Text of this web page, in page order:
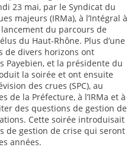
23 mai, par le Syndicat du
majeurs (IRMa), à l’Intégral à
du parcours de
du Haut-Rhône. Plus d’une
de divers horizons ont
Payebien, et la présidente du
la soirée et ont ensuite
des crues (SPC), au
de la Préfecture, à l’IRMa et à
des questions de gestion de
Cette soirée introduisait
de gestion de crise qui seront
années.